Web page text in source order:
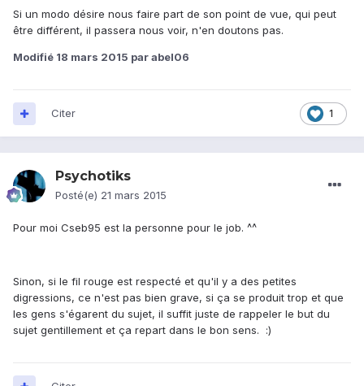
Si un modo désire nous faire part de son point de vue, qui peut
être différent, il passera nous voir, n'en doutons pas.
Modifié 18 mars 2015 par abel06
1
Citer
Psychotiks
Posté(e) 21 mars 2015
Pour moi Cseb95 est la personne pour le job. ^^
Sinon, si le fil rouge est respecté et qu'il y a des petites
digressions, ce n'est pas bien grave, si ça se produit trop et que
les gens s'égarent du sujet, il suffit juste de rappeler le but du
sujet gentillement et ça repart dans le bon sens. :)